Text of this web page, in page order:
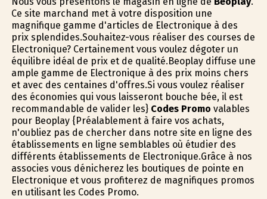
Ce site marchand met à votre disposition une
magnifique gamme d'articles de Electronique à des
prix splendides.Souhaitez-vous réaliser des courses de
Electronique? Certainement vous voulez dégoter un
équilibre idéal de prix et de qualité.Beoplay diffuse une
ample gamme de Electronique à des prix moins chers
et avec des centaines d'offres.Si vous voulez réaliser
des économies qui vous laisseront bouche bée, il est
recommandable de valider les} Codes Promo valables
pour Beoplay {Préalablement à faire vos achats,
n'oubliez pas de chercher dans notre site en ligne des
établissements en ligne semblables où étudier des
différents établissements de Electronique.Grâce à nos
associes vous dénicherez les boutiques de pointe en
Electronique et vous profiterez de magnifiques promos
en utilisant les Codes Promo.